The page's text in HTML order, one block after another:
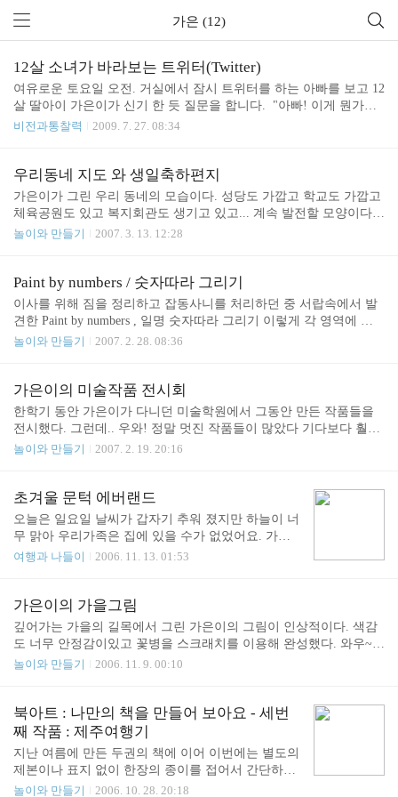
가은 (12)
12살 소녀가 바라보는 트위터(Twitter)
여유로운 토요일 오전. 거실에서 잠시 트위터를 하는 아빠를 보고 12
살 딸아이 가은이가 신기 한 듯 질문을 합니다. "아빠! 이게 뭔가
요?", "응! 트위터라는 건데 아빠가 관심을 가지고 있는 사람들의 이
정말 521명의 Follower가 아빠 이야기를 듣고 있어요? 보여 주세요!
얼른!" "후후, 토요일 오전에 몇 명이나 아빠 이야기를 듣고 있는지
우리 실험 해 보자" 그래서 우리는 다음과 같이 RT(Retweet)를 요청
놀랐습니다. 결과적으로 주말 동안 약 100개가 넘는 RT를..
비전과통찰력 2009. 7. 27. 08:34
우리동네 지도 와 생일축하편지
가은이가 그린 우리 동네의 모습이다. 성당도 가깝고 학교도 가깝고
체육공원도 있고 복지회관도 생기고 있고... 계속 발전할 모양이다.
학교 앞에서 바라본 아파트 아직 많이 썰렁하다. ^^ 이건 엄마 생일
놀이와 만들기 2007. 3. 13. 12:28
Paint by numbers / 숫자따라 그리기
이사를 위해 짐을 정리하고 잡동사니를 처리하던 중 서랍속에서 발
견한 Paint by numbers , 일명 숫자따라 그리기 이렇게 각 영역에 맞
는 색을 칠하면 된다. 11/17 은 11번 물감과 17번을 섞어서 칠하라는
에 대한 개념을 익힐 수 있다.
놀이와 만들기 2007. 2. 28. 08:36
가은이의 미술작품 전시회
한학기 동안 가은이가 다니던 미술학원에서 그동안 만든 작품들을
전시했다. 그런데.. 우와! 정말 멋진 작품들이 많았다 기다보다 훨씬.
단체작품인 공룡 왼쪽 제일 위가 가은이의 자화상 동화책 보고 그리
든 작품들도 모두 멋졌다. PS : 최근 몇주간 회사일도 바쁘고 이사 문
제도 고민을 했더니 너무 업데이트가 뜸 했던 것 같다. 반성중이다 -
-;
놀이와 만들기 2007. 2. 19. 20:16
초겨울 문턱 에버랜드
오늘은 일요일 날씨가 갑자기 추워 졌지만 하늘이 너
무 맑아 우리가족은 집에 있을 수가 없었어요. 가까
운 에버랜드로 향했죠. 해가 떨어지면 쌀쌀해 지니까
토끼와 거북이를 탔어요. 푸하하 사진 재미있죠? 미
끄럼도 타구요. 날씨가 추워서인지 식당에 사람이 별
로 없네요. 새로나온 돈까스라면(?)을 먹었는데 국물
요. 포시즌 가든에서는 정말 멋진 크리스마스쇼가 벌
로 만든 눈이었죠. 오토는 좋아하는 놀이기구를 실컷
탔구요 아빠와 가은이는 범퍼카를 탔어요. 그리고 정
말 재미있는 바이킹 오른쪽에 혼자 앉아 있는 가은이
보이세..
여행과 나들이 2006. 11. 13. 01:53
가은이의 가을그림
깊어가는 가을의 길목에서 그린 가은이의 그림이 인상적이다. 색감
도 너무 안정감이있고 꽃병을 스크래치를 이용해 완성했다. 와우~
훌륭하다. 도심 속의 허수아비 아저씨 빌딩속에 허수아비라 나름대
놀이와 만들기 2006. 11. 9. 00:10
북아트 : 나만의 책을 만들어 보아요 - 세번
째 작품 : 제주여행기
지난 여름에 만든 두권의 책에 이어 이번에는 별도의
제본이나 표지 없이 한장의 종이를 접어서 간단하게
북아트를 만들어 보았다. 열심히 재료(?)를 준비중인
놀이와 만들기 2006. 10. 28. 20:18